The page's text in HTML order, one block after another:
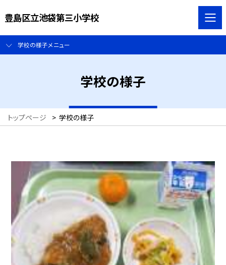
豊島区立池袋第三小学校
学校の様子メニュー
学校の様子
トップページ > 学校の様子